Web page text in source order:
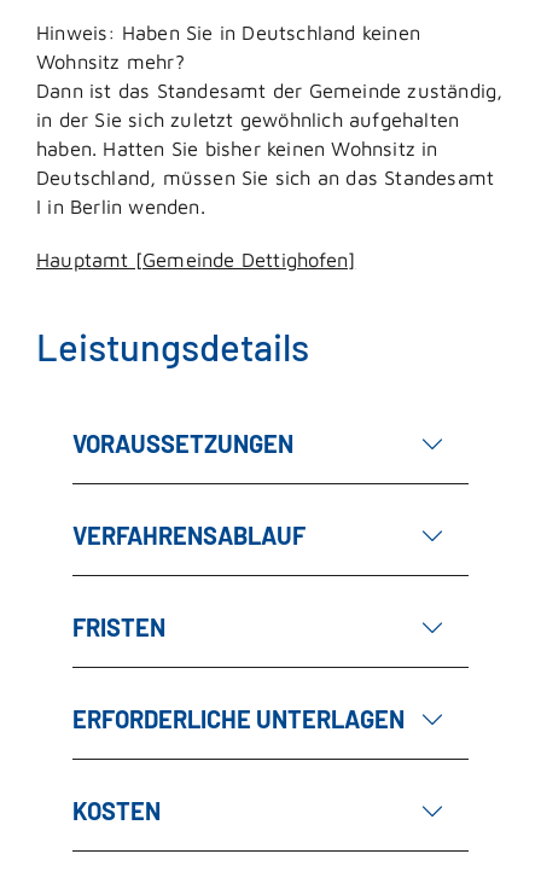
Hinweis: Haben Sie in Deutschland keinen
Wohnsitz mehr?
Dann ist das Standesamt der Gemeinde zuständig,
in der Sie sich zuletzt gewöhnlich aufgehalten
haben. Hatten Sie bisher keinen Wohnsitz in
Deutschland, müssen Sie sich an das Standesamt
I in Berlin wenden.
Hauptamt [Gemeinde Dettighofen]
Leistungsdetails
VORAUSSETZUNGEN
VERFAHRENSABLAUF
FRISTEN
ERFORDERLICHE UNTERLAGEN
KOSTEN